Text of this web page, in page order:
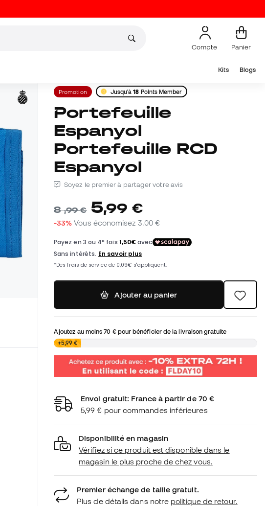
Compte Panier
Kits Blogs
Promotion Jusqu'à18 Points Member
Portefeuille
Espanyol
Portefeuille RCD
Espanyol
Soyez le premier à partager votre avis
8,99 € 5,99 €
-33% Vous économisez 3,00 €
Ajouter au panier
Ajoutez au moins70 €pour bénéficier de la livraison gratuite
0,00 €
+5,99 €
Envoi gratuit: France à partir de 70 €
5,99 € pour commandes inférieures
Disponibilité en magasin
Vérifiez si ce produit est disponible dans le
magasin le plus proche de chez vous.
Premier échange de taille gratuit.
Plus de détails dans notre politique de retour.